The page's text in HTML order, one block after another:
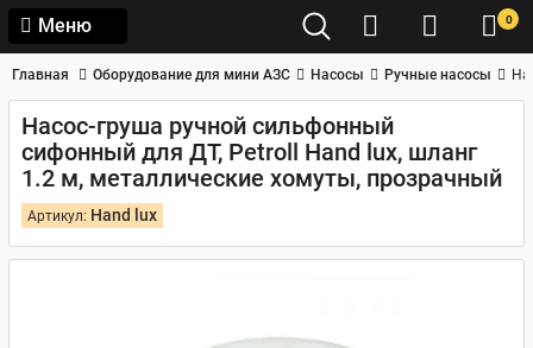
Меню 0
Главная Оборудование для мини АЗС Насосы Ручные насосы
Насос-груша ручной сильфонный
сифонный для ДТ, Petroll Hand lux, шланг
1.2 м, металлические хомуты, прозрачный
Артикул: Hand lux